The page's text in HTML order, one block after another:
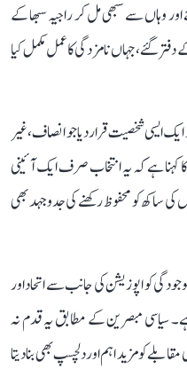
وہاں سے سبھی مل کر راجیہ سبھا کے
گئے، جہاں نامزدگی کا عمل مکمل کیا
ایسی شخصیت قرار دیا جو انصاف، غیر
کہنا ہے کہ یہ انتخاب صرف ایک آئینی
ساکھ کو محفوظ رکھنے کی جدوجہد بھی
کو اپوزیشن کی جانب سے اتحاد اور
سیاسی مبصرین کے مطابق یہ قدم نہ
کو مزید اہم اور دلچسپ بھی بنا دیتا